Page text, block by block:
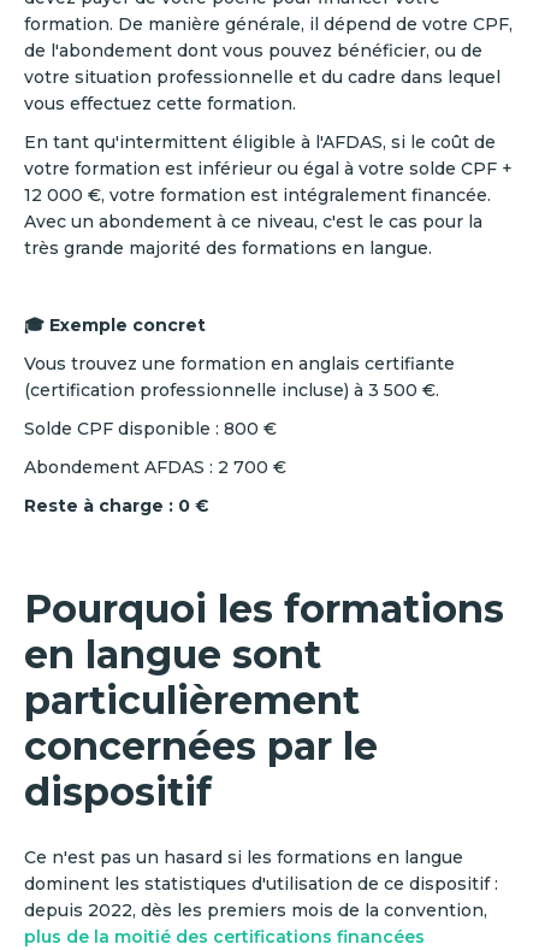
formation. De manière générale, il dépend de votre CPF,
de l'abondement dont vous pouvez bénéficier, ou de
votre situation professionnelle et du cadre dans lequel
vous effectuez cette formation.
En tant qu'intermittent éligible à l'AFDAS, si le coût de
votre formation est inférieur ou égal à votre solde CPF +
12 000 €, votre formation est intégralement financée.
Avec un abondement à ce niveau, c'est le cas pour la
très grande majorité des formations en langue.
🎓 Exemple concret
Vous trouvez une formation en anglais certifiante
(certification professionnelle incluse) à 3 500 €.
Solde CPF disponible : 800 €
Abondement AFDAS : 2 700 €
Reste à charge : 0 €
Pourquoi les formations
en langue sont
particulièrement
concernées par le
dispositif
Ce n'est pas un hasard si les formations en langue
dominent les statistiques d'utilisation de ce dispositif :
depuis 2022, dès les premiers mois de la convention,
plus de la moitié des certifications financées